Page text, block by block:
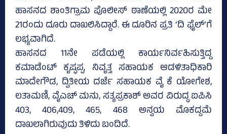
ಹಾಸನದ ಶಾಂತಿಗ್ರಾಮ ಪೊಲೀಸ್‌ ಠಾಣೆಯಲ್ಲಿ 2020ರ ಮೇ
21ರಂದು ದೂರು ದಾಖಲಿಸಿದ್ದಾರೆ. ಈ ದೂರಿನ ಪ್ರತಿ ‘ದಿ ಫೈಲ್‌’ಗೆ
ಲಭ್ಯವಾಗಿದೆ.
ಹಾಸನದ 11ನೇ ಪಡೆಯಲ್ಲಿ ಕಾರ್ಯನಿರ್ವಹಿಸುತ್ತಿದ್ದ
ಕಮಾಡೆಂಟ್‌ ಕೃಷ್ಫಪ್ಪ, ನಿವೃತ್ತ ಸಹಾಯಕ ಆಡಳಿತಾಧಿಕಾರಿ
ಮಾದೇಗೌಡ, ದ್ವಿತೀಯ ದರ್ಜೆ ಸಹಾಯಕ ವೈ ಕೆ ಯೋಗೇಶ,
ಲತಾಮಣಿ, ವೈಎಚ್‌ ಮನು, ಸತ್ಯಪ್ರಕಾಶ್‌ ಅವರ ವಿರುದ್ಧ ಐಪಿಸಿ
403, 406,409, 465, 468 ಅನ್ವಯ ಮೊಕದ್ದಮೆ
ದಾಖಲಾಗಿರುವುದು ತಿಳಿದು ಬಂದಿದೆ.